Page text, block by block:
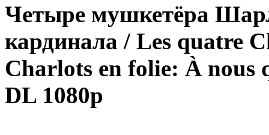
Четыре мушкетёра
кардинала / Les quatre
Charlots en folie: À nous
DL 1080p